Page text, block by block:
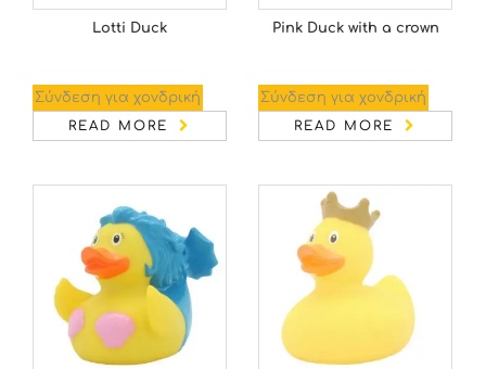
Lotti Duck
Σύνδεση για χονδρική
READ MORE
Pink Duck with a crown
Σύνδεση για χονδρική
READ MORE